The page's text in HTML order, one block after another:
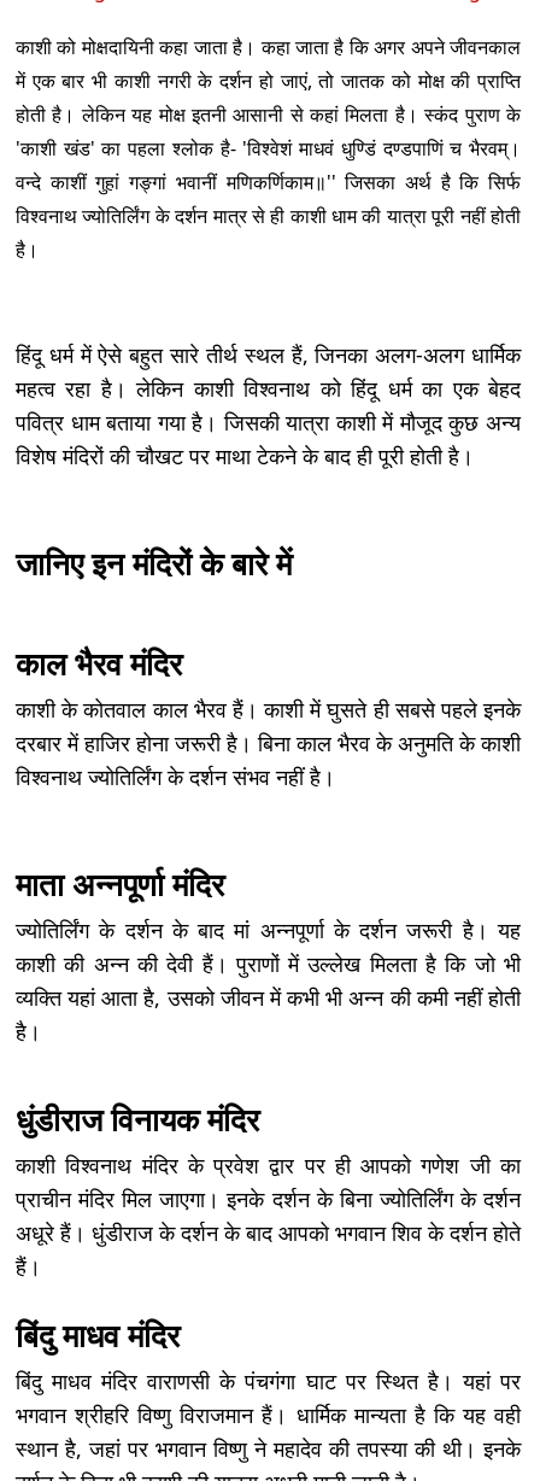
काशी को मोक्षदायिनी कहा जाता है। कहा जाता है कि अगर अपने जीवनकाल
में एक बार भी काशी नगरी के दर्शन हो जाएं, तो जातक को मोक्ष की प्राप्ति
होती है। लेकिन यह मोक्ष इतनी आसानी से कहां मिलता है। स्कंद पुराण के
'काशी खंड' का पहला श्लोक है- 'विश्वेशं माधवं धुण्डिं दण्डपाणिं च भैरवम्।
वन्दे काशीं गुहां गङ्गां भवानीं मणिकर्णिकाम॥'' जिसका अर्थ है कि सिर्फ
विश्वनाथ ज्योतिर्लिंग के दर्शन मात्र से ही काशी धाम की यात्रा पूरी नहीं होती
है।
हिंदू धर्म में ऐसे बहुत सारे तीर्थ स्थल हैं, जिनका अलग-अलग धार्मिक
महत्व रहा है। लेकिन काशी विश्वनाथ को हिंदू धर्म का एक बेहद
पवित्र धाम बताया गया है। जिसकी यात्रा काशी में मौजूद कुछ अन्य
विशेष मंदिरों की चौखट पर माथा टेकने के बाद ही पूरी होती है।
जानिए इन मंदिरों के बारे में
काल भैरव मंदिर
काशी के कोतवाल काल भैरव हैं। काशी में घुसते ही सबसे पहले इनके
दरबार में हाजिर होना जरूरी है। बिना काल भैरव के अनुमति के काशी
विश्वनाथ ज्योतिर्लिंग के दर्शन संभव नहीं है।
माता अन्‍नपूर्णा मंदिर
ज्योतिर्लिंग के दर्शन के बाद मां अन्नपूर्णा के दर्शन जरूरी है। यह
काशी की अन्न की देवी हैं। पुराणों में उल्लेख मिलता है कि जो भी
व्यक्ति यहां आता है, उसको जीवन में कभी भी अन्न की कमी नहीं होती
है।
धुंडीराज विनायक मंदिर
काशी विश्वनाथ मंदिर के प्रवेश द्वार पर ही आपको गणेश जी का
प्राचीन मंदिर मिल जाएगा। इनके दर्शन के बिना ज्योतिर्लिंग के दर्शन
अधूरे हैं। धुंडीराज के दर्शन के बाद आपको भगवान शिव के दर्शन होते
हैं।
बिंदु माधव मंदिर
बिंदु माधव मंदिर वाराणसी के पंचगंगा घाट पर स्थित है। यहां पर
भगवान श्रीहरि विष्णु विराजमान हैं। धार्मिक मान्यता है कि यह वही
स्थान है, जहां पर भगवान विष्णु ने महादेव की तपस्या की थी। इनके